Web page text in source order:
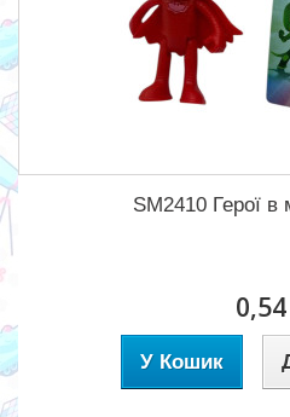
SM2410 Герої в
У Кошик